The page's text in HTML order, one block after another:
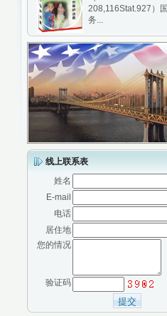
208,116Stat.927）国
务...
线上联系表
姓名
E-mail
电话
居住地
您的情况
验证码